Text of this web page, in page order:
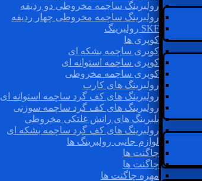
رولبرینگ ساچمه مخروطی دو ردیفه
رولبرینگ ساچمه مخروطی چهار ردیفه
SKF رولبرینگ
کوپری ها
کوپری ساچمه بشکه ای
کوپری ساچمه استوانه ای
کوپری ساچمه مخروطی
رولبرینگ های کارب
رولبرینگ های کف گرد ساچمه استوانه ای
رولبرینگ های کف گرد ساچمه سوزنی
بلبرینگ های رانش غلتکی مخروطی
رولبرینگ های کف گرد ساچمه بشکه ای
لوازم جانبی رولبرینگ ها
چاگنت ها
چاگنت ها
مهره چاگنت ها